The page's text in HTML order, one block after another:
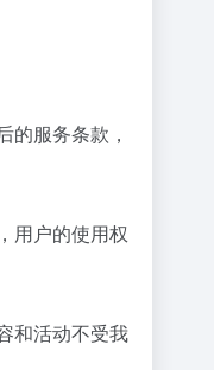
服务条款，
用户的使用权
和活动不受我